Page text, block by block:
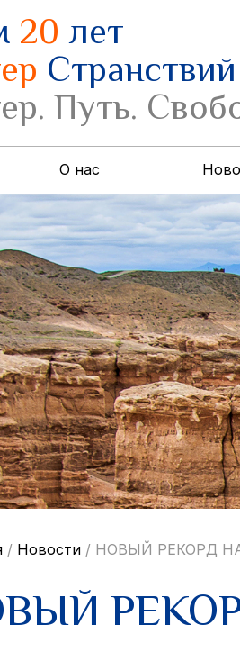
20лет
Странствий
Путь.
О нас
/ Новости / НОВЫЙ РЕКОРД НА